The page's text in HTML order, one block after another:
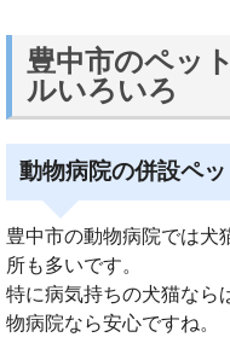
豊中市のペッ
ルいろいろ
動物病院の併設ペ
豊中市の動物病院では犬
所も多いです。
特に病気持ちの犬猫なら
物病院なら安心ですね。